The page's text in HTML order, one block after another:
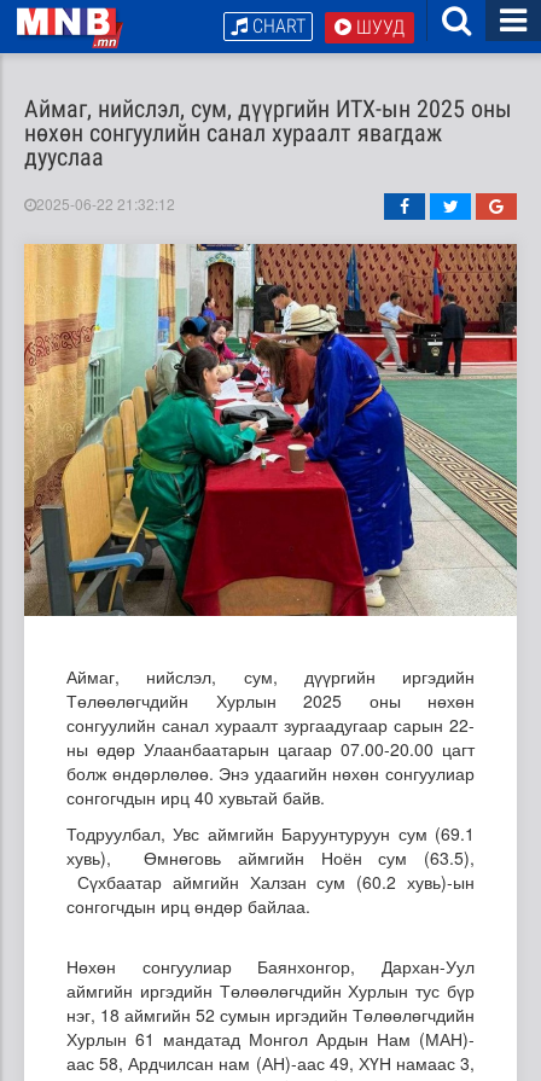
ШУУД
CHART
Аймаг, нийслэл, сум, дүүргийн ИТХ-ын 2025 оны
нөхөн сонгуулийн санал хураалт явагдаж
дууслаа
2025-06-22 21:32:12
Аймаг, нийслэл, сум, дүүргийн иргэдийн
Төлөөлөгчдийн Хурлын 2025 оны нөхөн
сонгуулийн санал хураалт зургаадугаар сарын 22-
ны өдөр Улаанбаатарын цагаар 07.00-20.00 цагт
болж өндөрлөлөө. Энэ удаагийн нөхөн сонгуулиар
сонгогчдын ирц 40 хувьтай байв.
Тодруулбал, Увс аймгийн Баруунтуруун сум (69.1
хувь), Өмнөговь аймгийн Ноён сум (63.5),
Сүхбаатар аймгийн Халзан сум (60.2 хувь)-ын
сонгогчдын ирц өндөр байлаа.
Нөхөн сонгуулиар Баянхонгор, Дархан-Уул
аймгийн иргэдийн Төлөөлөгчдийн Хурлын тус бүр
нэг, 18 аймгийн 52 сумын иргэдийн Төлөөлөгчдийн
Хурлын 61 мандатад Монгол Ардын Нам (МАН)-
аас 58, Ардчилсан нам (АН)-аас 49, ХҮН намаас 3,